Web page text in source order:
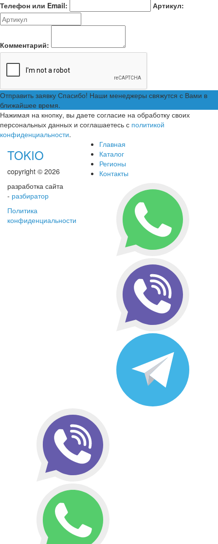
Телефон или Email:
Артикул:
Комментарий:
Отправить заявку Спасибо! Наши менеджеры свяжутся с Вами в
ближайшее время.
Нажимая на кнопку, вы даете согласие на обработку своих
персональных данных и соглашаетесь с политикой
конфиденциальности.
TOKIO
copyright © 2026
разработка сайта
- разбиратор
Политика
конфиденциальности
Главная
Каталог
Регионы
Контакты